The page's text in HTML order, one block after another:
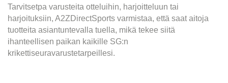
Tarvitsetpa varusteita otteluihin, harjoitteluun tai
harjoituksiin, A2ZDirectSports varmistaa, että saat aitoja
tuotteita asiantuntevalla tuella, mikä tekee siitä
ihanteellisen paikan kaikille SG:n
krikettiseuravarustetarpeillesi.